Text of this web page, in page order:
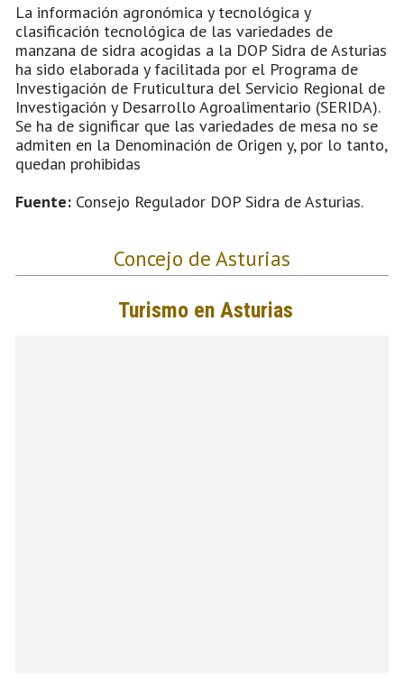
La información agronómica y tecnológica y
clasificación tecnológica de las variedades de
manzana de sidra acogidas a la DOP Sidra de Asturias
ha sido elaborada y facilitada por el Programa de
Investigación de Fruticultura del Servicio Regional de
Investigación y Desarrollo Agroalimentario (SERIDA).
Se ha de significar que las variedades de mesa no se
admiten en la Denominación de Origen y, por lo tanto,
quedan prohibidas
Fuente: Consejo Regulador DOP Sidra de Asturias.
Concejo de Asturias